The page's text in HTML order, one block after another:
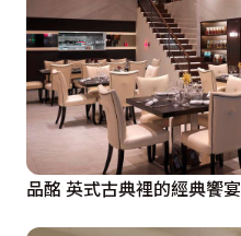
品酩 英式古典裡的經典饗宴